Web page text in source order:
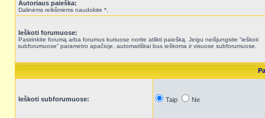
Autoriaus paieška:
Dalinėms reikšmėms naudokite *.
Ieškoti forumuose:
Pasirinkite forumą arba forumus kuriuose norite atlikti paiešką. Jeigu neišjungsite “ieškoti
subforumuose“ parametro apačioje, automatiškai bus ieškoma ir visuose subforumuose.
Ieškoti subforumuose: Taip Ne